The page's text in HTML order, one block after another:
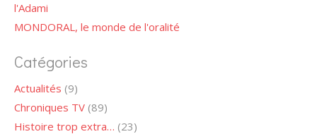
l'Adami
MONDORAL, le monde de l'oralité
Catégories
Actualités (9)
Chroniques TV (89)
Histoire trop extra… (23)